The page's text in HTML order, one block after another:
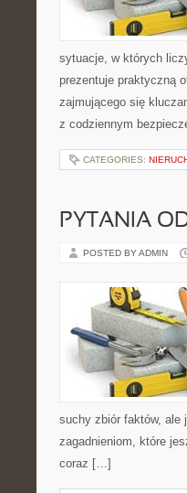
sytuacje, w których
prezentuje praktyczną
zajmującego się
z codziennym
CATEGORIES:
PYTANIA
POSTED BY ADMIN
suchy zbiór faktów, ale
zagadnieniom, które
coraz […]